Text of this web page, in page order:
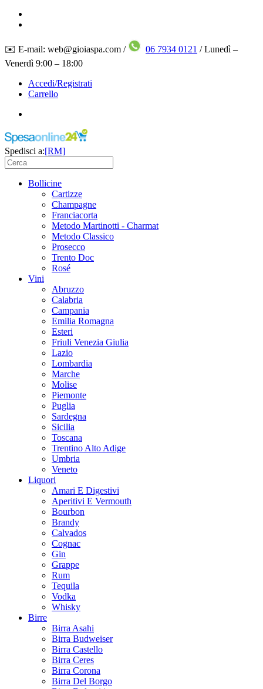
✉️ E-mail: web@gioiaspa.com / 06 7934 0121 / Lunedì –
Venerdì 9:00 – 18:00
Accedi/Registrati
Carrello
Spedisci a:[RM]
Bollicine
Cartizze
Champagne
Franciacorta
Metodo Martinotti - Charmat
Metodo Classico
Prosecco
Trento Doc
Rosé
Vini
Abruzzo
Calabria
Campania
Emilia Romagna
Esteri
Friuli Venezia Giulia
Lazio
Lombardia
Marche
Molise
Piemonte
Puglia
Sardegna
Sicilia
Toscana
Trentino Alto Adige
Umbria
Veneto
Liquori
Amari E Digestivi
Aperitivi E Vermouth
Bourbon
Brandy
Calvados
Cognac
Gin
Grappe
Rum
Tequila
Vodka
Whisky
Birre
Birra Asahi
Birra Budweiser
Birra Castello
Birra Ceres
Birra Corona
Birra Del Borgo